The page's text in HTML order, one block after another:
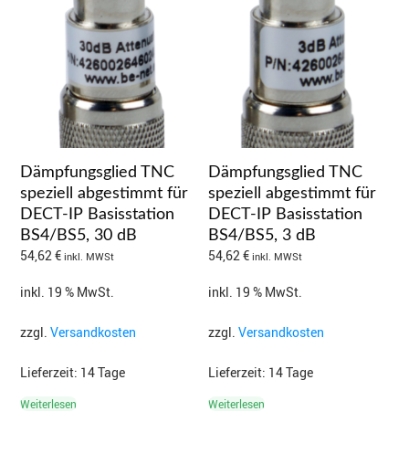
Dämpfungsglied TNC
speziell abgestimmt für
DECT-IP Basisstation
BS4/BS5, 30 dB
54,62€ inkl. MWSt
inkl. 19 % MwSt.
zzgl. Versandkosten
Lieferzeit: 14 Tage
Weiterlesen
Dämpfungsglied TNC
speziell abgestimmt für
DECT-IP Basisstation
BS4/BS5, 3 dB
54,62€ inkl. MWSt
inkl. 19 % MwSt.
zzgl.Versandkosten
Lieferzeit: 14 Tage
Weiterlesen